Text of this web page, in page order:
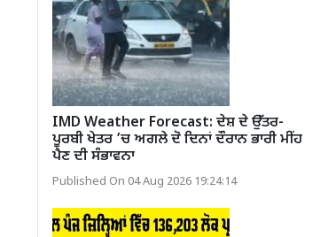
IMD Weather Forecast: ਦੇਸ਼ ਦੇ ਉੱਤਰ-
ਪੂਰਬੀ ਖੇਤਰ ’ਚ ਅਗਲੇ ਦੋ ਦਿਨਾਂ ਦੌਰਾਨ ਭਾਰੀ ਮੀਂਹ
ਪੈਣ ਦੀ ਸੰਭਾਵਨਾ
Published On 04 Aug 2026 19:24:14